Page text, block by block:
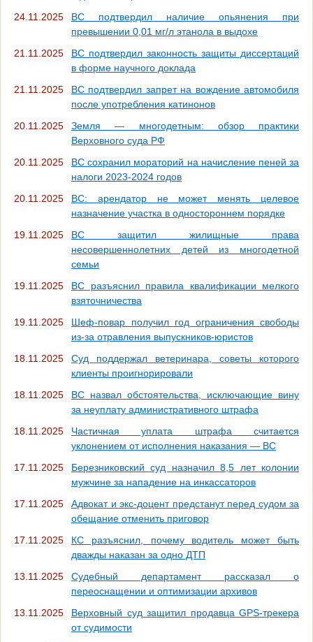
24.11.2025
ВС подтвердил наличие опьянения при
превышении 0,01 мг/л этанола в выдохе
21.11.2025
ВС подтвердил законность защиты диссертаций
в форме научного доклада
21.11.2025
ВС подтвердил запрет на вождение автомобиля
после употребления катинонов
20.11.2025
Земля — многодетным: обзор практики
Верховного суда РФ
20.11.2025
ВС сохранил мораторий на начисление пеней за
налоги 2023-2024 годов
20.11.2025
ВС: арендатор не может менять целевое
назначение участка в одностороннем порядке
19.11.2025
ВС защитил жилищные права
несовершеннолетних детей из многодетной
семьи
19.11.2025
ВС разъяснил правила квалификации мелкого
взяточничества
19.11.2025
Шеф-повар получил год ограничения свободы
из-за отравления выпускников-юристов
18.11.2025
Суд поддержал ветеринара, советы которого
клиенты проигнорировали
18.11.2025
ВС назвал обстоятельства, исключающие вину
за неуплату административного штрафа
18.11.2025
Частичная уплата штрафа считается
уклонением от исполнения наказания — ВС
17.11.2025
Березниковский суд назначил 8,5 лет колонии
мужчине за нападение на инкассаторов
17.11.2025
Адвокат и экс-доцент предстанут перед судом за
обещание отменить приговор
17.11.2025
КС разъяснил, почему водитель может быть
дважды наказан за одно ДТП
13.11.2025
Судебный департамент рассказал о
переоснащении и оптимизации архивов
13.11.2025
Верховный суд защитил продавца GPS-трекера
от судимости